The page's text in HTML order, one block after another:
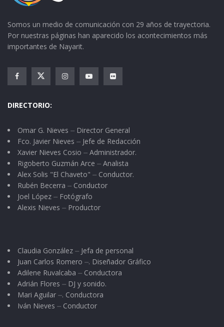
Somos un medio de comunicación con 29 años de trayectoria.
Por nuestras páginas han aparecido los acontecimientos más
importantes de Nayarit.
DIRECTORIO:
Omar G. Nieves ⏤ Director General
Fco. Javier Nieves ⏤ Jefe de Redacción
Xavier Nieves Cosio ⏤ Administrador.
Rigoberto Guzmán Arce ⏤ Analista
Alex Solis "El Chaveto" ⏤ Conductor.
Rubén Becerra ⏤ Conductor
Joel López ⏤ Fotógrafo
Alexis Nieves ⏤ Productor
Claudia González ⏤ Jefa de personal
Juan Carlos Romero ⏤. Diseñador Gráfico
Adilene Ruvalcaba ⏤ Conductora
Adrián Flores ⏤ DJ y sonido.
Mari Aguilar ⏤. Conductora
Iván Nieves ⏤ Conductor